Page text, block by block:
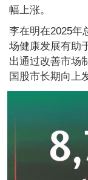
幅上涨。
李在明在2025年
场健康发展有助
出通过改善市场
国股市长期向上